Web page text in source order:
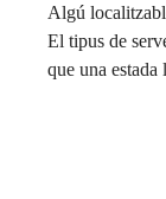
Algú
El tipus de
que una